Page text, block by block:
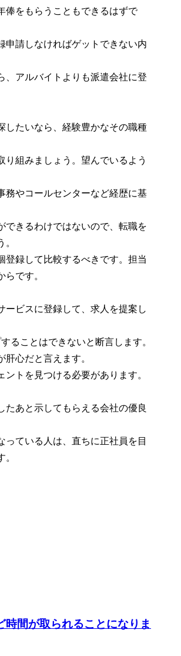
俸をもらうこともできるはずで
申請しなければゲットできない内
、アルバイトよりも派遣会社に登
したいなら、経験豊かなその職種
組みましょう。望んでいるよう
務やコールセンターなど経歴に基
できるわけではないので、転職を
登録して比較するべきです。担当
です。
ービスに登録して、求人を提案し
ることはできないと断言します。
心だと言えます。
トを見つける必要があります。
あと示してもらえる会社の優良
ている人は、直ちに正社員を目
間が取られることになりま